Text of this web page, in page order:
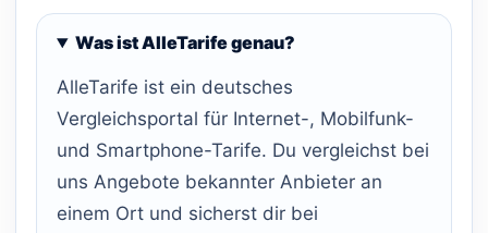
Was ist AlleTarife genau?
AlleTarife ist ein deutsches
Vergleichsportal für Internet-, Mobilfunk-
und Smartphone-Tarife. Du vergleichst bei
uns Angebote bekannter Anbieter an
einem Ort und sicherst dir bei